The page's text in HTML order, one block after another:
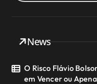
News
O Risco Flávio
em Vencer ou